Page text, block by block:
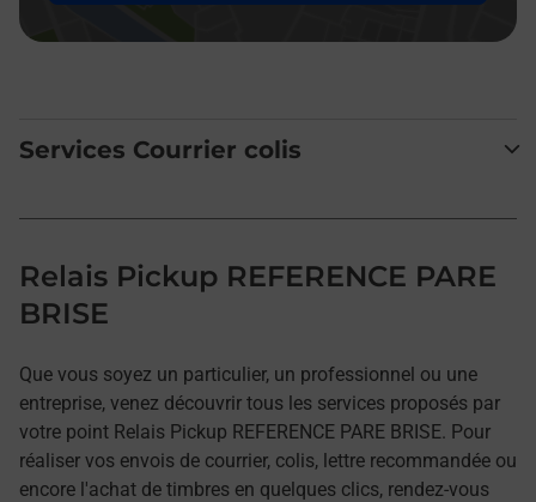
Services Courrier colis
Relais Pickup REFERENCE PARE
BRISE
Que vous soyez un particulier, un professionnel ou une
entreprise, venez découvrir tous les services proposés par
votre point Relais Pickup REFERENCE PARE BRISE. Pour
réaliser vos envois de courrier, colis, lettre recommandée ou
encore l'achat de timbres en quelques clics, rendez-vous